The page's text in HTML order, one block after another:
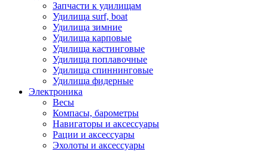
Запчасти к удилищам
Удилища surf, boat
Удилища зимние
Удилища карповые
Удилища кастинговые
Удилища поплавочные
Удилища спиннинговые
Удилища фидерные
Электроника
Весы
Компасы, барометры
Навигаторы и аксессуары
Рации и аксессуары
Эхолоты и аксессуары